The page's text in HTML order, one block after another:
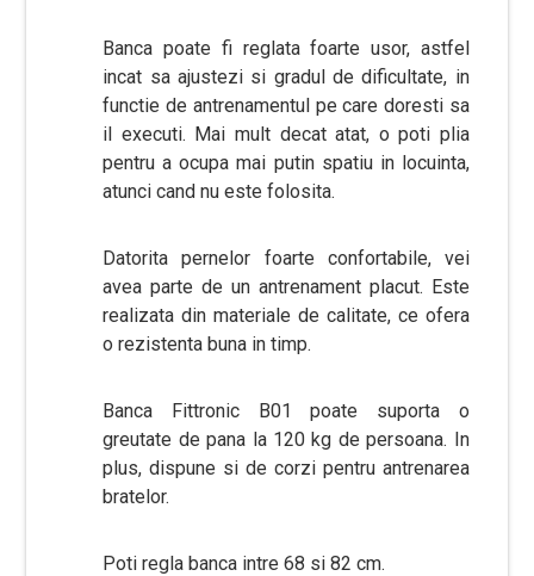
Banca poate fi reglata foarte usor, astfel
incat sa ajustezi si gradul de dificultate, in
functie de antrenamentul pe care doresti sa
il executi. Mai mult decat atat, o poti plia
pentru a ocupa mai putin spatiu in locuinta,
atunci cand nu este folosita.
Datorita pernelor foarte confortabile, vei
avea parte de un antrenament placut. Este
realizata din materiale de calitate, ce ofera
o rezistenta buna in timp.
Banca Fittronic B01 poate suporta o
greutate de pana la 120 kg de persoana. In
plus, dispune si de corzi pentru antrenarea
bratelor.
Poti regla banca intre 68 si 82 cm.